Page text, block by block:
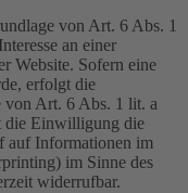
von Art. 6 Abs. 1
an einer
Website. Sofern eine
erfolgt die
von Art. 6 Abs. 1 lit. a
die Einwilligung die
auf Informationen im
im Sinne des
widerrufbar.